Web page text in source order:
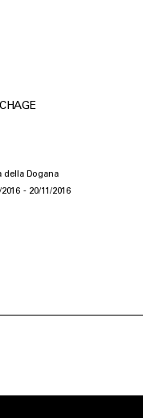
della Dogana
20/11/2016